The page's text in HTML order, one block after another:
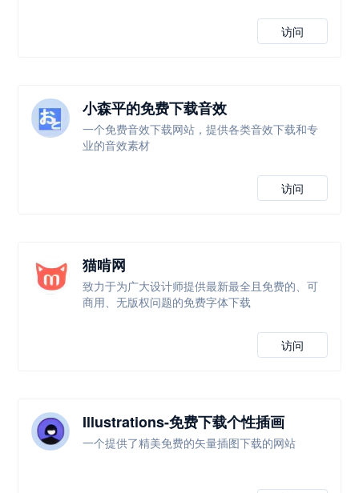
访问
小森平的免费下载音效
一个免费音效下载网站，提供各类音效下载和专
业的音效素材
访问
猫啃网
致力于为广大设计师提供最新最全且免费的、可
商用、无版权问题的免费字体下载
访问
Illustrations-免费下载个性插画
一个提供了精美免费的矢量插图下载的网站